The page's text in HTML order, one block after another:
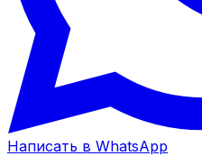
Написать в WhatsApp